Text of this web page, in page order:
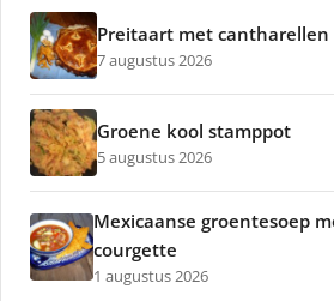
Preitaart met cantharellen
7 augustus 2026
Groene kool stamppot
5 augustus 2026
Mexicaanse groentesoep
courgette
1 augustus 2026